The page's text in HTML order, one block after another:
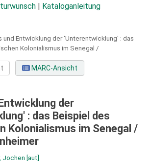
Kataloganleitung
und Entwicklung der 'Unterentwicklung' : das
Kolonialismus im Senegal /
MARC-Ansicht
der
: das Beispiel des
Kolonialismus im Senegal /
Jochen [aut]